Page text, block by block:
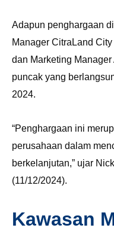
Adapun penghargaan
Manager CitraLand
dan Marketing
puncak yang
2024.
“Penghargaan ini
perusahaan dalam
berkelanjutan,” ujar
(11/12/2024).
Kawasan